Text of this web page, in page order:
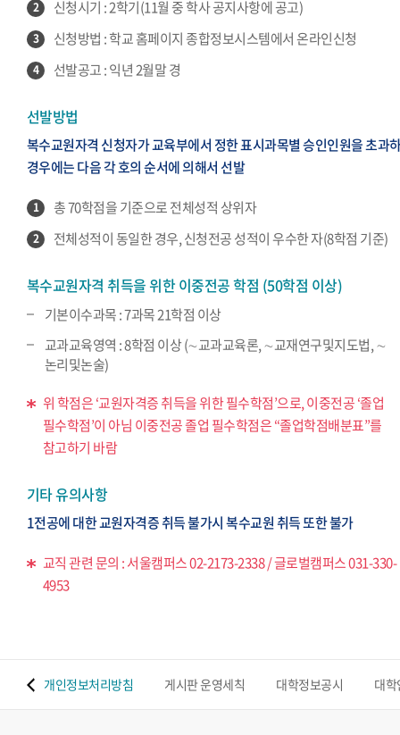
2 신청시기 : 2학기(11월 중 학사 공지사항에 공고)
3 신청방법 : 학교 홈페이지 종합정보시스템에서 온라인신청
4 선발공고 : 익년 2월말 경
선발방법
복수교원자격 신청자가 교육부에서 정한 표시과목별 승인인원을 초과
경우에는 다음 각 호의 순서에 의해서 선발
1 총 70학점을 기준으로 전체성적 상위자
2 전체성적이 동일한 경우, 신청전공 성적이 우수한 자(8학점 기준)
복수교원자격 취득을 위한 이중전공 학점 (50학점 이상)
기본이수과목 : 7과목 21학점 이상
교과교육영역 : 8학점 이상 (∼교과교육론, ∼교재연구및지도법, ∼
논리및논술)
위 학점은 ‘교원자격증 취득을 위한 필수학점’으로, 이중전공 ‘졸업
필수학점’이 아님 이중전공 졸업 필수학점은 “졸업학점배분표”를
참고하기 바람
기타 유의사항
1전공에 대한 교원자격증 취득 불가시 복수교원 취득 또한 불가
교직 관련 문의 : 서울캠퍼스 02-2173-2338 / 글로벌캠퍼스 031-330-
4953
개인정보처리방침 게시판 운영세칙 대학정보공시 대